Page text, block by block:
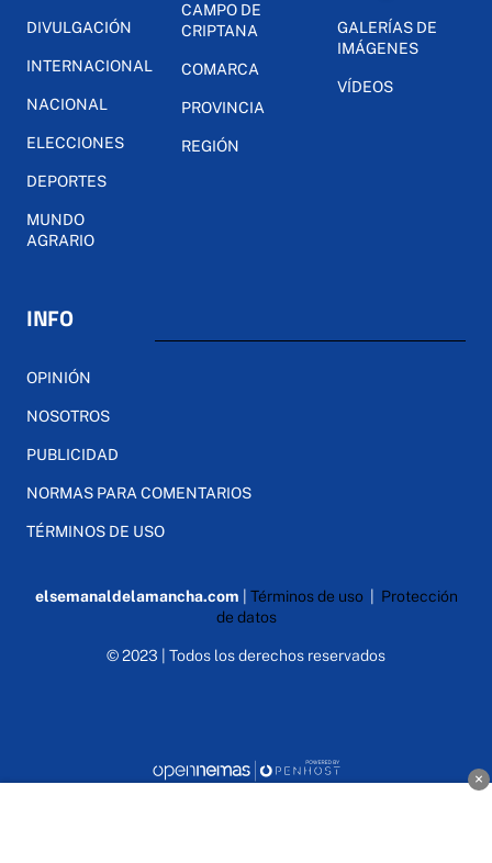
DIVULGACIÓN
INTERNACIONAL
NACIONAL
ELECCIONES
DEPORTES
MUNDO
AGRARIO
CAMPO DE
CRIPTANA
COMARCA
PROVINCIA
REGIÓN
GALERÍAS DE
IMÁGENES
VÍDEOS
INFO
OPINIÓN
NOSOTROS
PUBLICIDAD
NORMAS PARA COMENTARIOS
TÉRMINOS DE USO
elsemanaldelamancha.com Términos de uso| Protección
de datos
© 2023 | Todos los derechos reservados
×